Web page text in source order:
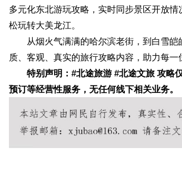
多元化东北游玩攻略，实时同步景区开放
松玩转大美龙江。
从烟火气满满的哈尔滨老街，到白雪皑
质、客观、真实的旅行攻略内容，助力每
特别声明：#北途旅游 #北途文旅 攻略仅
预订等经营性服务，无任何线下相关业务。